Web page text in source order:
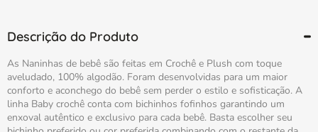
Descrição do Produto
As Naninhas de bebê são feitas em Crochê e Plush com toque
aveludado, 100% algodão. Foram desenvolvidas para um maior
conforto e aconchego do bebê sem perder o estilo e sofisticação. A
linha Baby crochê conta com bichinhos fofinhos garantindo um
enxoval autêntico e exclusivo para cada bebê. Basta escolher seu